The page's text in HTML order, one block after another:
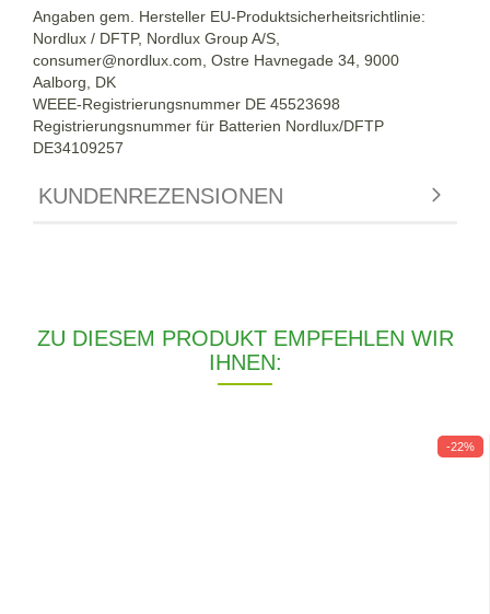
Angaben gem. Hersteller EU-Produktsicherheitsrichtlinie:
Nordlux / DFTP, Nordlux Group A/S,
consumer@nordlux.com, Ostre Havnegade 34, 9000
Aalborg, DK
WEEE-Registrierungsnummer DE 45523698
Registrierungsnummer für Batterien Nordlux/DFTP
DE34109257
KUNDENREZENSIONEN
ZU DIESEM PRODUKT EMPFEHLEN WIR
IHNEN:
-22%